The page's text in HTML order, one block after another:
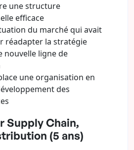
une structure
efficace
du marché qui avait
réadapter la stratégie
nouvelle ligne de
une organisation en
des
Supply Chain,
(5 ans)